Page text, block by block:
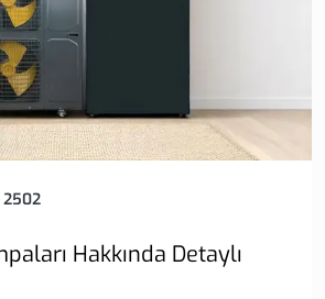
2502
Hakkında Detaylı